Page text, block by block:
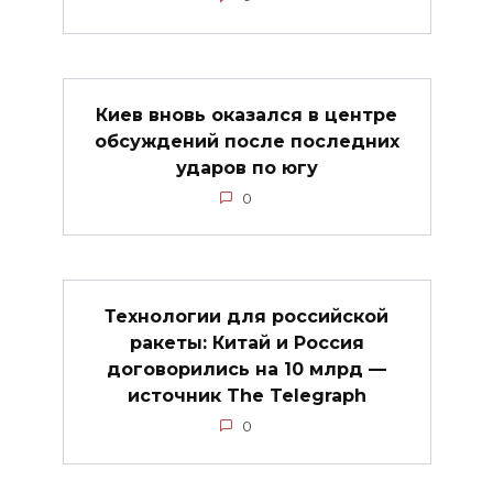
Киев вновь оказался в центре
обсуждений после последних
ударов по югу
0
Технологии для российской
ракеты: Китай и Россия
договорились на 10 млрд —
источник The Telegraph
0